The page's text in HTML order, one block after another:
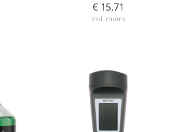
€ 15,71
Inkl. moms